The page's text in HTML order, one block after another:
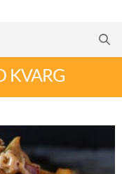
KVARG